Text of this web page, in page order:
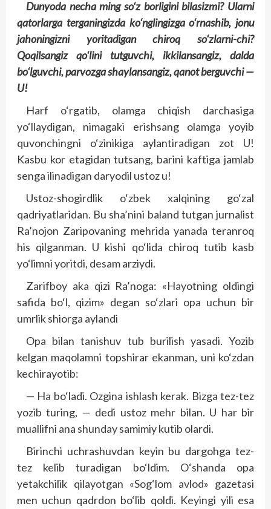
Dunyoda necha ming so‘z borligini bilasizmi? Ularni
qatorlarga terganingizda ko‘nglingizga o‘rnashib, jonu
jahoningizni yoritadigan chiroq so‘zlarni-chi?
Qoqilsangiz qo‘lini tutguvchi, ikkilansangiz, dalda
bo‘lguvchi, parvozga shaylansangiz, qanot berguvchi —
U!
Harf o‘rgatib, olamga chiqish darchasiga
yo‘llaydigan, nimagaki erishsang olamga yoyib
quvonchingni o‘zinikiga aylantiradigan zot U!
Kasbu kor etagidan tutsang, barini kaftiga jamlab
senga ilinadigan daryodil ustoz u!
Ustoz-shogirdlik o‘zbek xalqining go‘zal
qadriyatlaridan. Bu sha’nini baland tutgan jurnalist
Ra’nojon Zaripovaning mehrida yanada teranroq
his qilganman. U kishi qo‘lida chiroq tutib kasb
yo‘limni yoritdi, desam arziydi.
Zarifboy aka qizi Ra’noga: «Hayotning oldingi
safida bo‘l, qizim» degan so‘zlari opa uchun bir
umrlik shiorga aylandi
Opa bilan tanishuv tub burilish yasadi. Yozib
kelgan maqolamni topshirar ekanman, uni ko‘zdan
kechirayotib:
— Ha bo‘ladi. Ozgina ishlash kerak. Bizga tez-tez
yozib turing, — dedi ustoz mehr bilan. U har bir
muallifni ana shunday samimiy kutib olardi.
Birinchi uchrashuvdan keyin bu dargohga tez-
tez kelib turadigan bo‘ldim. O‘shanda opa
yetakchilik qilayotgan «Sog‘lom avlod» gazetasi
men uchun qadrdon bo‘lib qoldi. Keyingi yili esa